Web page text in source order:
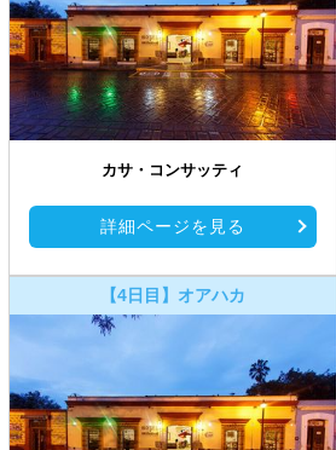
カサ・コンサッティ
詳細ページを見る
【4日目】オアハカ